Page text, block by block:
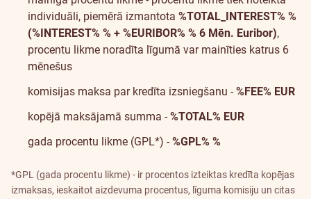
individuāli, piemērā izmantota %TOTAL_INTEREST% %
(%INTEREST% % + %EURIBOR% % 6 Mēn. Euribor),
procentu likme noradīta līgumā var mainīties katrus 6
mēnešus
komisijas maksa par kredīta izsniegšanu - %FEE% EUR
kopējā maksājamā summa - %TOTAL% EUR
gada procentu likme (GPL*) - %GPL% %
*GPL (gada procentu likme) - ir procentos izteiktas kredīta kopējas
izmaksas, ieskaitot aizdevuma procentus, līguma komisiju un citas